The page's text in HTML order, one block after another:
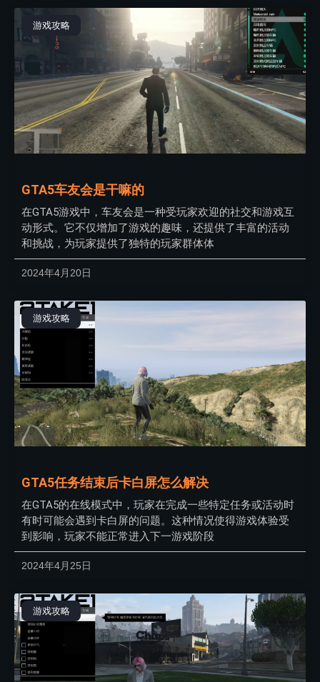
游戏攻略
GTA5车友会是干嘛的
在GTA5游戏中，车友会是一种受玩家欢迎的社交和游戏互
动形式。它不仅增加了游戏的趣味，还提供了丰富的活动
和挑战，为玩家提供了独特的玩家群体体
2024年4月20日
游戏攻略
GTA5任务结束后卡白屏怎么解决
在GTA5的在线模式中，玩家在完成一些特定任务或活动时
有时可能会遇到卡白屏的问题。这种情况使得游戏体验受
到影响，玩家不能正常进入下一游戏阶段
2024年4月25日
游戏攻略